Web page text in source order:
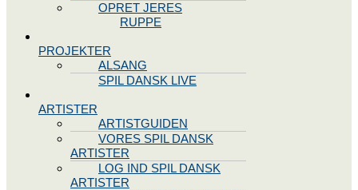
OPRET JERES
STYREGRUPPE
PROJEKTER
ALSANG
SPIL DANSK LIVE
ARTISTER
ARTISTGUIDEN
VORES SPIL DANSK
ARTISTER
LOG IND SPIL DANSK
ARTISTER